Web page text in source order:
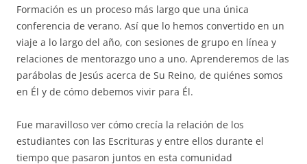
Formación es un proceso más largo que una única
conferencia de verano. Así que lo hemos convertido en un
viaje a lo largo del año, con sesiones de grupo en línea y
relaciones de mentorazgo uno a uno. Aprenderemos de las
parábolas de Jesús acerca de Su Reino, de quiénes somos
en Él y de cómo debemos vivir para Él.
Fue maravilloso ver cómo crecía la relación de los
estudiantes con las Escrituras y entre ellos durante el
tiempo que pasaron juntos en esta comunidad